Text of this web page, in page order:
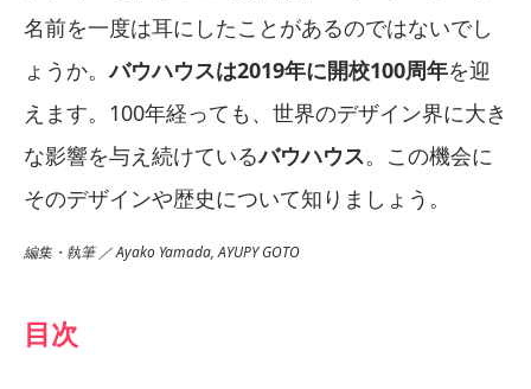
名前を一度は耳にしたことがあるのではないでし
ょうか。バウハウスは2019年に開校100周年を迎
えます。100年経っても、世界のデザイン界に大き
な影響を与え続けているバウハウス。この機会に
そのデザインや歴史について知りましょう。
編集・執筆 ／ Ayako Yamada, AYUPY GOTO
目次